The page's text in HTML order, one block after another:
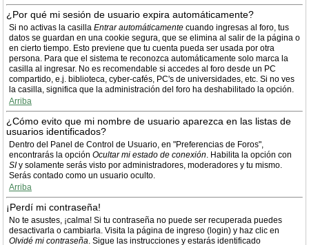
¿Por qué mi sesión de usuario expira automáticamente?
Si no activas la casilla Entrar automáticamente cuando ingresas al foro, tus
datos se guardan en una cookie segura, que se elimina al salir de la página o
en cierto tiempo. Esto previene que tu cuenta pueda ser usada por otra
persona. Para que el sistema te reconozca automáticamente solo marca la
casilla al ingresar. No es recomendable si accedes al foro desde un PC
compartido, e.j. biblioteca, cyber-cafés, PC's de universidades, etc. Si no ves
la casilla, significa que la administración del foro ha deshabilitado la opción.
Arriba
¿Cómo evito que mi nombre de usuario aparezca en las listas de
usuarios identificados?
Dentro del Panel de Control de Usuario, en "Preferencias de Foros",
encontrarás la opción Ocultar mi estado de conexión. Habilita la opción con
SIy solamente serás visto por administradores, moderadores y tu mismo.
Serás contado como un usuario oculto.
Arriba
¡Perdí mi contraseña!
No te asustes, ¡calma! Si tu contraseña no puede ser recuperada puedes
desactivarla o cambiarla. Visita la página de ingreso (login) y haz clic en
Olvidé mi contraseña. Sigue las instrucciones y estarás identificado